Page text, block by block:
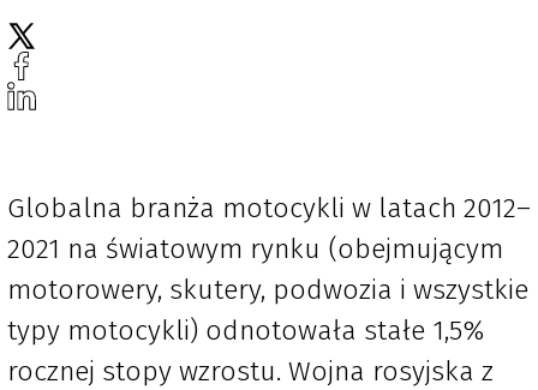
Globalna branża motocykli w latach 2012–
2021 na światowym rynku (obejmującym
motorowery, skutery, podwozia i wszystkie
typy motocykli) odnotowała stałe 1,5%
rocznej stopy wzrostu. Wojna rosyjska z